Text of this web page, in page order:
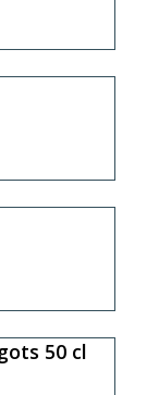
50 cl